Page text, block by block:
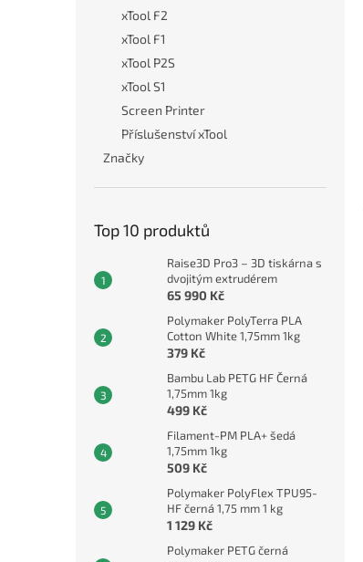
xTool F2
xTool F1
xTool P2S
xTool S1
Screen Printer
Příslušenství xTool
Značky
Top 10 produktů
Raise3D Pro3 – 3D tiskárna s
dvojitým extrudérem
65 990 Kč
Polymaker PolyTerra PLA
Cotton White 1,75mm 1kg
379 Kč
Bambu Lab PETG HF Černá
1,75mm 1kg
499 Kč
Filament-PM PLA+ šedá
1,75mm 1kg
509 Kč
Polymaker PolyFlex TPU95-
HF černá 1,75 mm 1 kg
1 129 Kč
Polymaker PETG černá